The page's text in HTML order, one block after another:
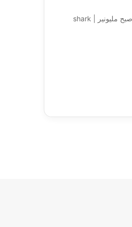
المستثمرين رفضوا عرضه وسخروا منه رفضوا عرضه وسخروا منه وكن في غضون سنتين أصبح مليونير | shark